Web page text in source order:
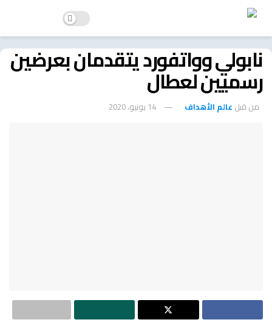
نابولي وواتفورد يتقدمان بعرضين
رسميين لعطال
من قبل عالم الأهداف 14 يونيو، 2020